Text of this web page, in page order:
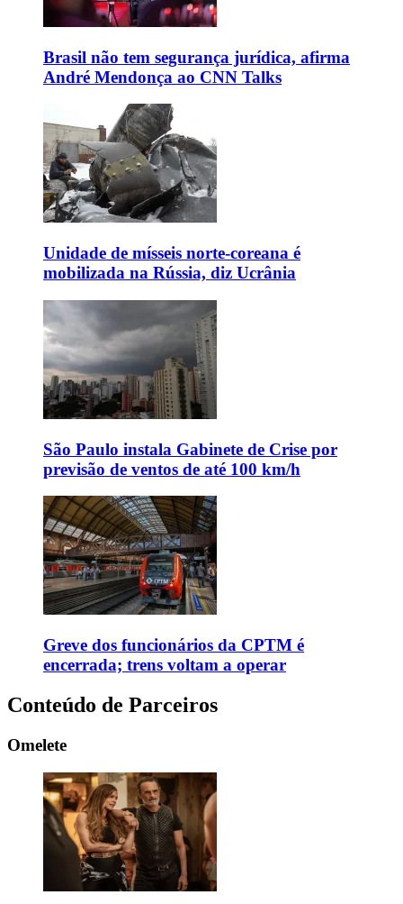
Brasil não tem segurança jurídica, afirma
André Mendonça ao CNN Talks
Unidade de mísseis norte-coreana é
mobilizada na Rússia, diz Ucrânia
São Paulo instala Gabinete de Crise por
previsão de ventos de até 100 km/h
Greve dos funcionários da CPTM é
encerrada; trens voltam a operar
Conteúdo de Parceiros
Omelete